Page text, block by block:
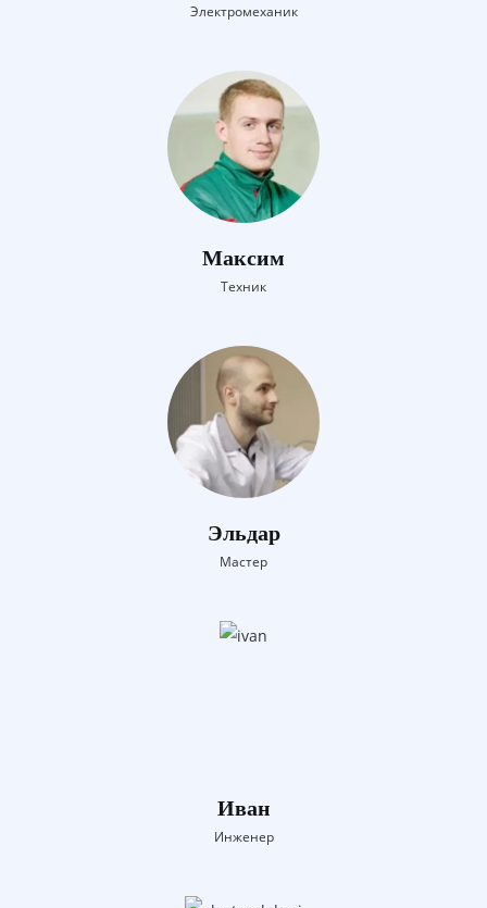
Электромеханик
Максим
Техник
Эльдар
Мастер
Иван
Инженер